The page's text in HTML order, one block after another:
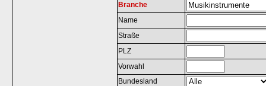
Branche
Name
Straße
PLZ
Vorwahl
Bundesland